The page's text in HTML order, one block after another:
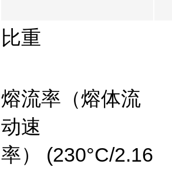
比重
熔流率（熔体流
动速
率） (230°C/2.16